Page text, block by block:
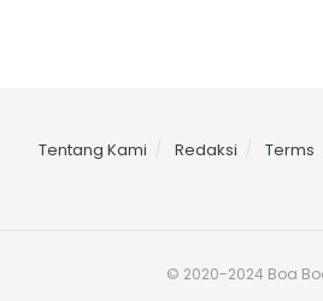
Tentang Kami Redaksi Terms
© 2020-2024 Boa